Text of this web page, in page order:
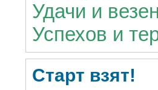
Удачи и
Успехов и
Старт взят!